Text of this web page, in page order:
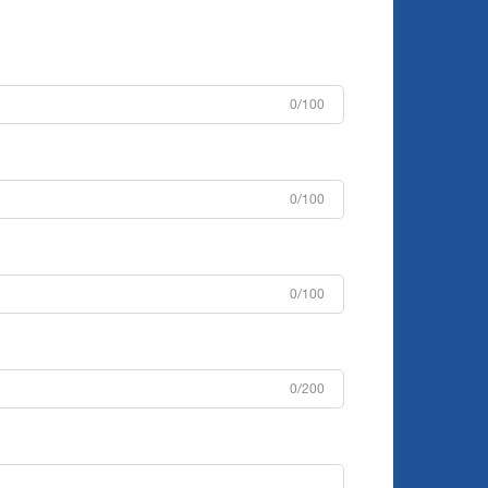
0/100
0/100
0/100
0/200